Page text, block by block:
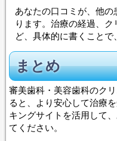
あなたの口コミが、他
ります。治療の経過、
ど、具体的に書くことで
まとめ
審美歯科・美容歯科のク
ると、より安心して治療
キングサイトを活用して
てください。